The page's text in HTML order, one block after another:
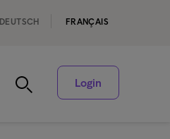
DEUTSCH FRANÇAIS
Login